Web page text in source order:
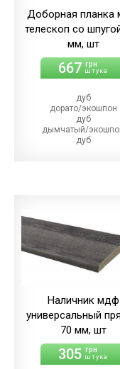
Доборная планка
телескоп со
мм, шт
667 грн
штука
дуб
дорато/экошпон
дуб
дымчатый/
дуб
дуб
светлый/экошпон
дуб
шале/ПВХ
(+21.00 грн)
Наличник мдф
универсальный
70 мм, шт
305 грн
штука